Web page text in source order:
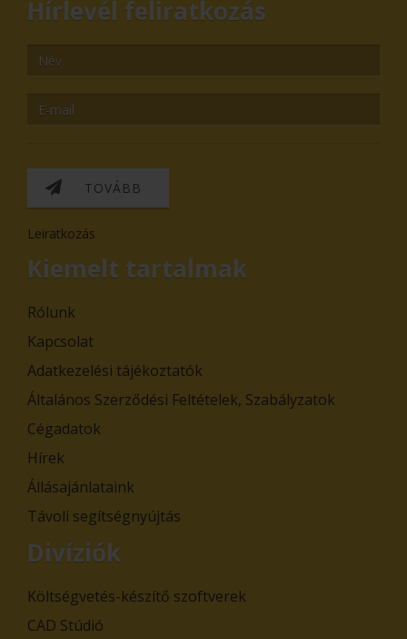
Hírlevél feliratkozás
TOVÁBB
Leiratkozás
Kiemelt tartalmak
Rólunk
Kapcsolat
Adatkezelési tájékoztatók
Általános Szerződési Feltételek, Szabályzatok
Cégadatok
Hírek
Állásajánlataink
Távoli segítségnyújtás
Divíziók
Költségvetés-készítő szoftverek
CAD Stúdió